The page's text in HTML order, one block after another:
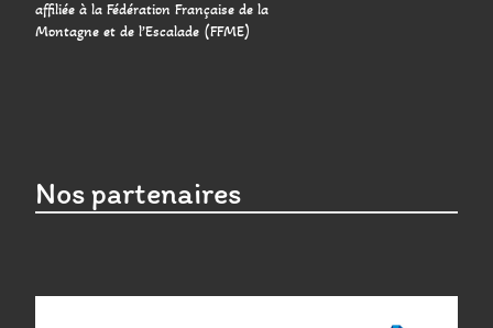
affiliée à la Fédération Française de la
Montagne et de l’Escalade (FFME)
Nos partenaires